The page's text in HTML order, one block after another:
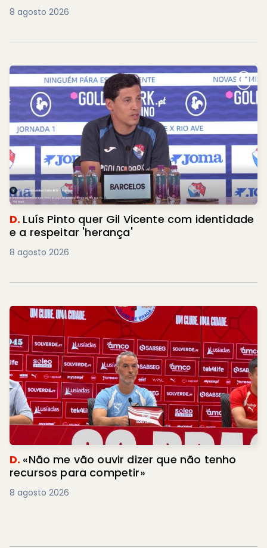
8 agosto 2026
D. Luís Pinto quer Gil Vicente com identidade
e a respeitar 'herança'
8 agosto 2026
D. «Não me vão ouvir dizer que não tenho
recursos para competir»
8 agosto 2026